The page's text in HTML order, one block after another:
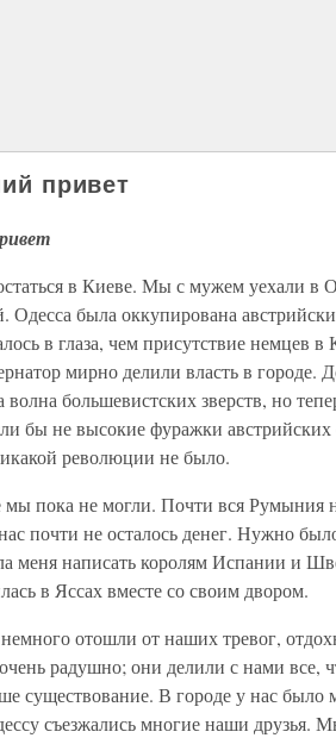
привет
в Киеве. Мы с мужем уехали в
Одесса была оккупирована
в глаза, чем присутствие немцев
мирно делили власть в городе.
большевистских зверств, но
бы не высокие фуражки
революции не было.
мы пока не могли. Почти вся Румыния
почти не осталось денег. Нужно
меня написать королям Испании и
в Яссах вместе со своим двором.
отошли от наших тревог,
радушно; они делили с нами все,
существование. В городе у нас
съезжались многие наши друзья.